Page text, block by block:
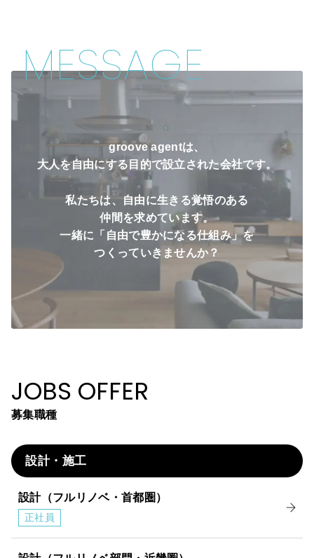
MESSAGE
groove agentは、
大人を自由にする目的で設立された会社です。
私たちは、自由に生きる覚悟のある
仲間を求めています。
一緒に「自由で豊かになる仕組み」を
つくっていきませんか？
JOBS OFFER
募集職種
設計・施工
設計（フルリノベ・首都圏）
正社員